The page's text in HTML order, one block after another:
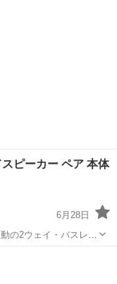
ピーカー ペア 本体
6月28日
の2ウェイ・バスレフ
ー: